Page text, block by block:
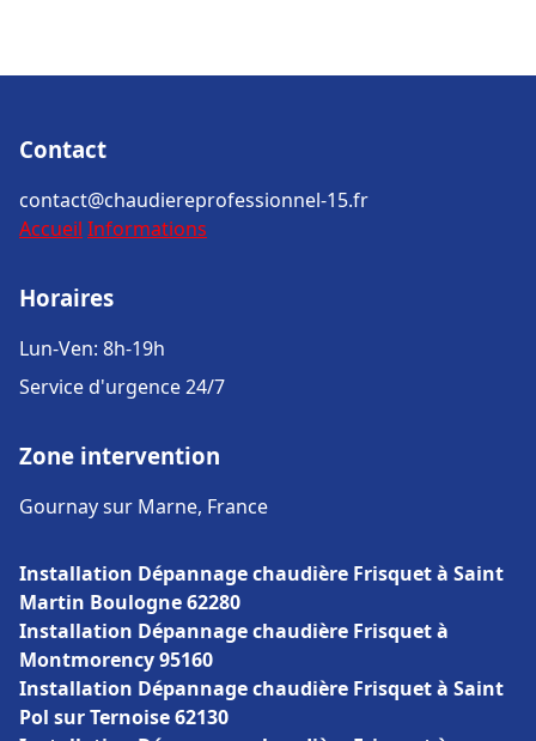
Contact
contact@chaudiereprofessionnel-15.fr
Accueil Informations
Horaires
Lun-Ven: 8h-19h
Service d'urgence 24/7
Zone intervention
Gournay sur Marne, France
Installation Dépannage chaudière Frisquet à Saint
Martin Boulogne 62280
Installation Dépannage chaudière Frisquet à
Montmorency 95160
Installation Dépannage chaudière Frisquet à Saint
Pol sur Ternoise 62130